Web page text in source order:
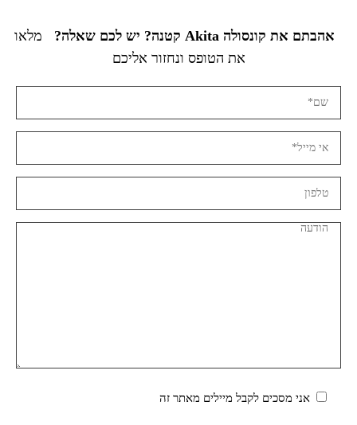
אהבתם את קונסולה Akita קטנה? יש לכם שאלה?
מלאו
את הטופס ונחזור אליכם
אני מסכים לקבל מיילים מאתר זה